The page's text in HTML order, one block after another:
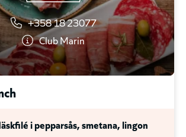
+358 18 23077
Club Marin
i pepparsås, smetana, lingon